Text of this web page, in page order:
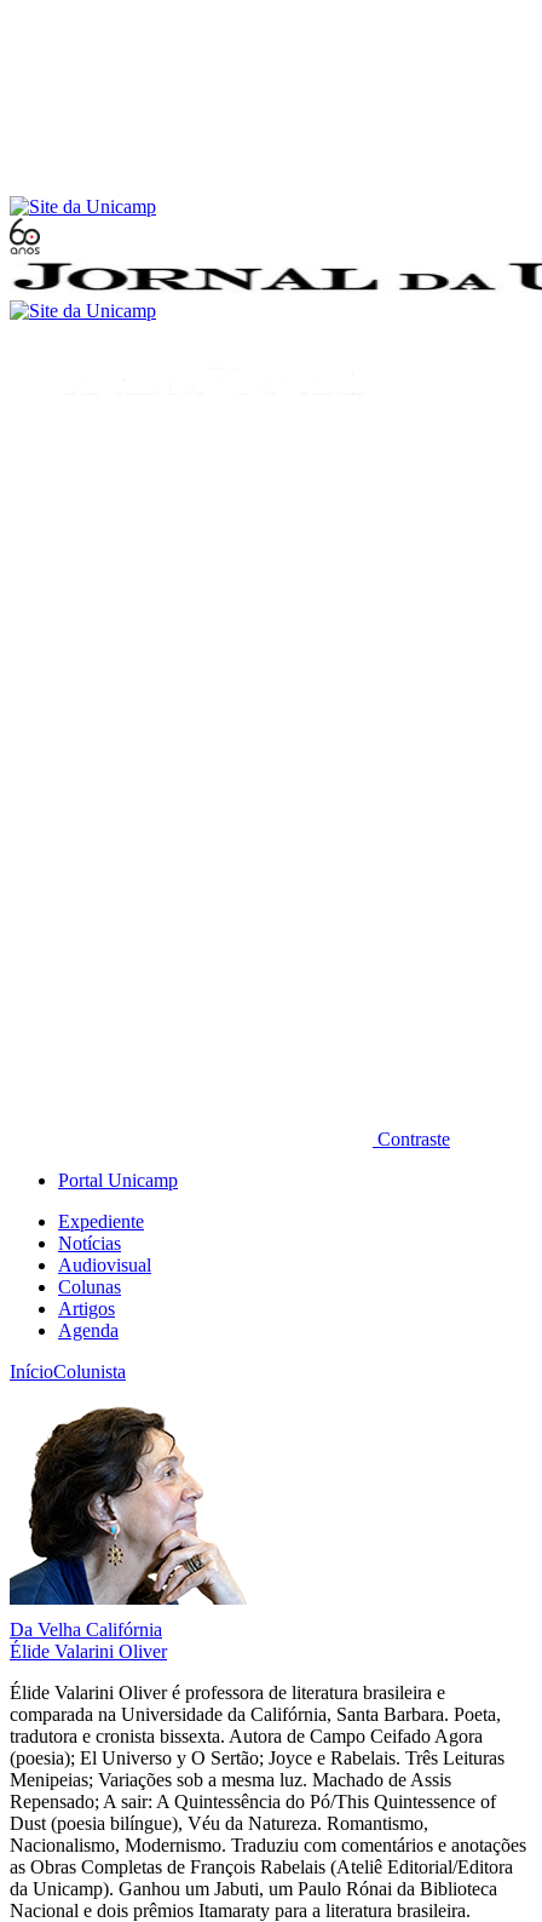
Contraste
Portal Unicamp
Expediente
Notícias
Audiovisual
Colunas
Artigos
Agenda
InícioColunista
Da Velha Califórnia
Élide Valarini Oliver
Élide Valarini Oliver é professora de literatura brasileira e
comparada na Universidade da Califórnia, Santa Barbara. Poeta,
tradutora e cronista bissexta. Autora de Campo Ceifado Agora
(poesia); El Universo y O Sertão; Joyce e Rabelais. Três Leituras
Menipeias; Variações sob a mesma luz. Machado de Assis
Repensado; A sair: A Quintessência do Pó/This Quintessence of
Dust (poesia bilíngue), Véu da Natureza. Romantismo,
Nacionalismo, Modernismo. Traduziu com comentários e anotações
as Obras Completas de François Rabelais (Ateliê Editorial/Editora
da Unicamp). Ganhou um Jabuti, um Paulo Rónai da Biblioteca
Nacional e dois prêmios Itamaraty para a literatura brasileira.